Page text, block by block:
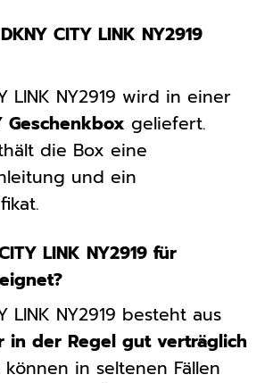
CITY LINK NY2919
LINK NY2919 wird in einer
Geschenkbox geliefert.
die Box eine
und ein
LINK NY2919 für
LINK NY2919 besteht aus
in der Regel gut verträglich
in seltenen Fällen